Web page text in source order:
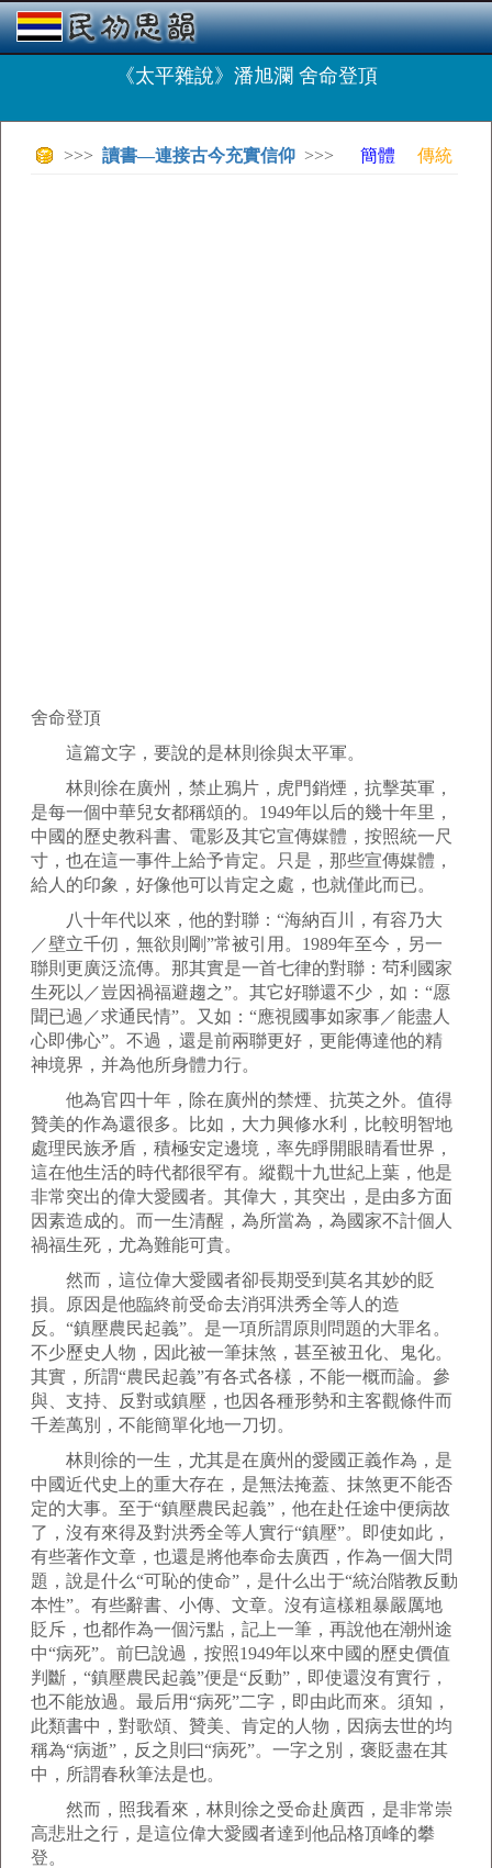
《太平雜說》潘旭瀾 舍命登頂
>>> 讀書—連接古今充實信仰 >>> 簡體 傳統
舍命登頂
這篇文字，要說的是林則徐與太平軍。
林則徐在廣州，禁止鴉片，虎門銷煙，抗擊英軍，
是每一個中華兒女都稱頌的。1949年以后的幾十年里，
中國的歷史教科書、電影及其它宣傳媒體，按照統一尺
寸，也在這一事件上給予肯定。只是，那些宣傳媒體，
給人的印象，好像他可以肯定之處，也就僅此而已。
八十年代以來，他的對聯：“海納百川，有容乃大
／壁立千仞，無欲則剛”常被引用。1989年至今，另一
聯則更廣泛流傳。那其實是一首七律的對聯：茍利國家
生死以／豈因禍福避趨之”。其它好聯還不少，如：“愿
聞已過／求通民情”。又如：“應視國事如家事／能盡人
心即佛心”。不過，還是前兩聯更好，更能傳達他的精
神境界，并為他所身體力行。
他為官四十年，除在廣州的禁煙、抗英之外。值得
贊美的作為還很多。比如，大力興修水利，比較明智地
處理民族矛盾，積極安定邊境，率先睜開眼睛看世界，
這在他生活的時代都很罕有。縱觀十九世紀上葉，他是
非常突出的偉大愛國者。其偉大，其突出，是由多方面
因素造成的。而一生清醒，為所當為，為國家不計個人
禍福生死，尤為難能可貴。
然而，這位偉大愛國者卻長期受到莫名其妙的貶
損。原因是他臨終前受命去消弭洪秀全等人的造
反。“鎮壓農民起義”。是一項所謂原則問題的大罪名。
不少歷史人物，因此被一筆抹煞，甚至被丑化、鬼化。
其實，所謂“農民起義”有各式各樣，不能一概而論。參
與、支持、反對或鎮壓，也因各種形勢和主客觀條件而
千差萬別，不能簡單化地一刀切。
林則徐的一生，尤其是在廣州的愛國正義作為，是
中國近代史上的重大存在，是無法掩蓋、抹煞更不能否
定的大事。至于“鎮壓農民起義”，他在赴任途中便病故
了，沒有來得及對洪秀全等人實行“鎮壓”。即使如此，
有些著作文章，也還是將他奉命去廣西，作為一個大問
題，說是什么“可恥的使命”，是什么出于“統治階教反動
本性”。有些辭書、小傳、文章。沒有這樣粗暴嚴厲地
貶斥，也都作為一個污點，記上一筆，再說他在潮州途
中“病死”。前巳說過，按照1949年以來中國的歷史價值
判斷，“鎮壓農民起義”便是“反動”，即使還沒有實行，
也不能放過。最后用“病死”二字，即由此而來。須知，
此類書中，對歌頌、贊美、肯定的人物，因病去世的均
稱為“病逝”，反之則曰“病死”。一字之別，褒貶盡在其
中，所謂春秋筆法是也。
然而，照我看來，林則徐之受命赴廣西，是非常崇
高悲壯之行，是這位偉大愛國者達到他品格頂峰的攀
登。